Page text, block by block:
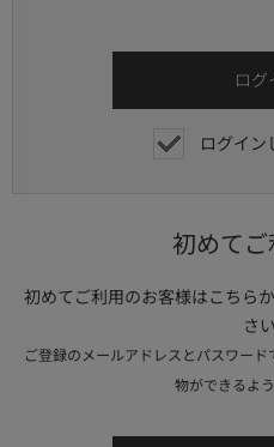
ログイン
初めて
初めてご利用のお客様はこちら
さい
ご登録のメールアドレスとパスワー
物ができるよ